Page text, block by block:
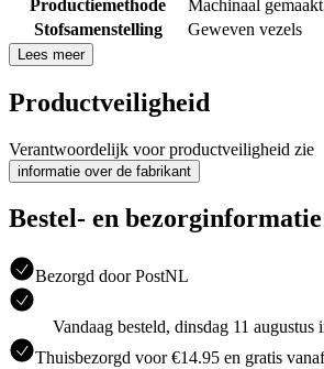
Productiemethode
Machinaal gemaakt
Stofsamenstelling
Geweven vezels
Lees meer
Productveiligheid
Verantwoordelijk voor productveiligheid zie
informatie over de fabrikant
Bestel- en bezorginformatie
Bezorgd door PostNL
Vandaag besteld, dinsdag 11 augustus
Thuisbezorgd voor €14.95 en gratis